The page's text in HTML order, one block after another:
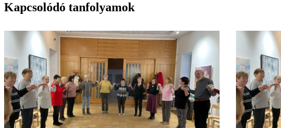
Kapcsolódó tanfolyamok